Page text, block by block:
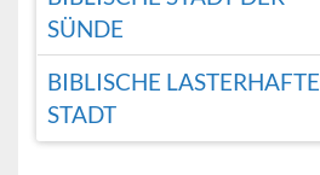
SÜNDE
BIBLISCHE LASTERHAFTE
STADT